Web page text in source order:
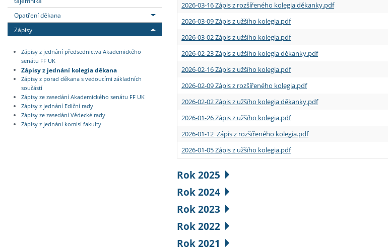
Opatření děkana
Zápisy
Zápisy z jednání předsednictva Akademického
senátu FF UK
Zápisy z jednání kolegia děkana
Zápisy z porad děkana s vedoucími základních
součástí
Zápisy ze zasedání Akademického senátu FF UK
Zápisy z jednání Ediční rady
Zápisy ze zasedání Vědecké rady
Zápisy z jednání komisí fakulty
2026-03-16 Zápis z rozšířeného kolegia děkanky.pdf
2026-03-09 Zápis z užšího kolegia.pdf
2026-03-02 Zápis z užšího kolegia.pdf
2026-02-23 Zápis z užšího kolegia děkanky.pdf
2026-02-16 Zápis z užšího kolegia.pdf
2026-02-09 Zápis z rozšířeného kolegia.pdf
2026-02-02 Zápis z užšího kolegia děkanky.pdf
2026-01-26 Zápis z užšího kolegia.pdf
2026-01-12 Zápis z rozšířeného kolegia.pdf
2026-01-05 Zápis z užšího kolegia.pdf
Rok 2025
Rok 2024
Rok 2023
Rok 2022
Rok 2021